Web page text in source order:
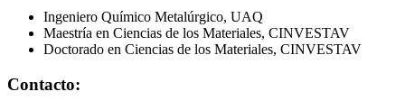
Ingeniero Químico Metalúrgico, UAQ
Maestría en Ciencias de los Materiales, CINVESTAV
Doctorado en Ciencias de los Materiales, CINVESTAV
Contacto: